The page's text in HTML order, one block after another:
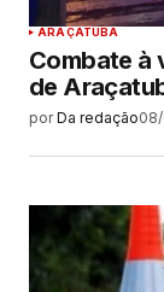
ARAÇATUBA
Combate à
de
por Da redação